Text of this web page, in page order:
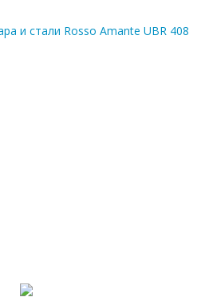
и стали Rosso Amante UBR 408